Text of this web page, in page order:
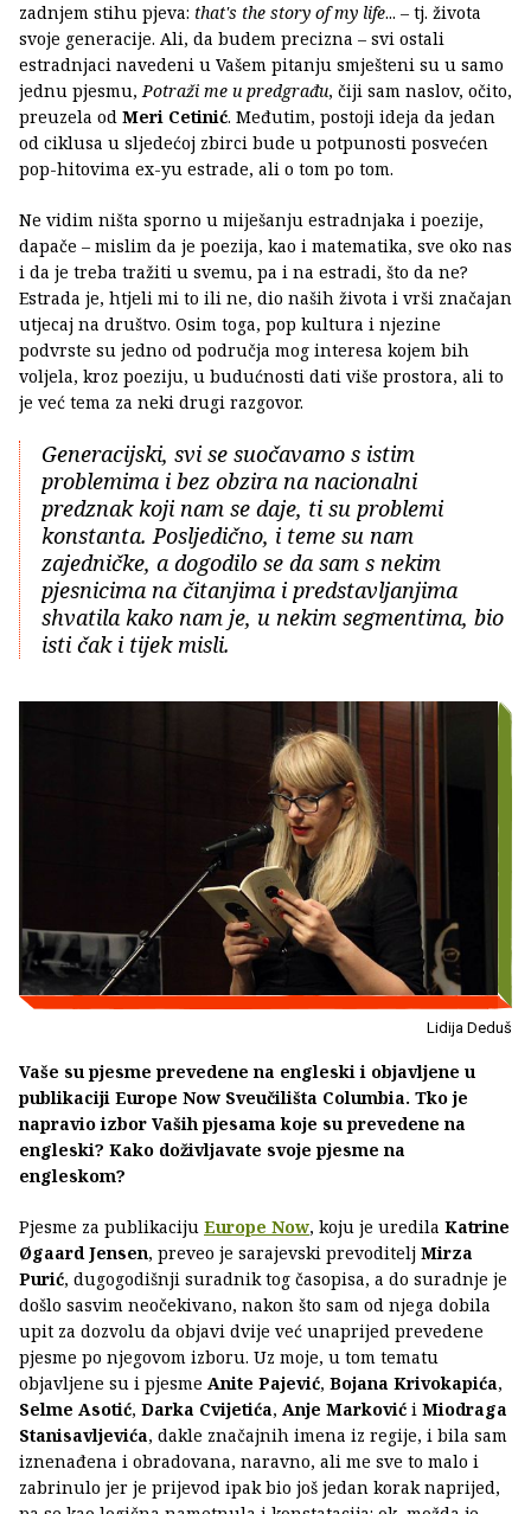
zadnjem stihu pjeva: that's the story of my life... – tj. života
svoje generacije. Ali, da budem precizna – svi ostali
estradnjaci navedeni u Vašem pitanju smješteni su u samo
jednu pjesmu,Potraži me u predgrađu, čiji sam naslov, očito,
preuzela od Meri Cetinić. Međutim, postoji ideja da jedan
od ciklusa u sljedećoj zbirci bude u potpunosti posvećen
pop-hitovima ex-yu estrade, ali o tom po tom.
Ne vidim ništa sporno u miješanju estradnjaka i poezije,
dapače – mislim da je poezija, kao i matematika, sve oko nas
i da je treba tražiti u svemu, pa i na estradi, što da ne?
Estrada je, htjeli mi to ili ne, dio naših života i vrši značajan
utjecaj na društvo. Osim toga, pop kultura i njezine
podvrste su jedno od područja mog interesa kojem bih
voljela, kroz poeziju, u budućnosti dati više prostora, ali to
je već tema za neki drugi razgovor.
Generacijski, svi se suočavamo s istim
problemima i bez obzira na nacionalni
predznak koji nam se daje, ti su problemi
konstanta. Posljedično, i teme su nam
zajedničke, a dogodilo se da sam s nekim
pjesnicima na čitanjima i predstavljanjima
shvatila kako nam je, u nekim segmentima, bio
isti čak i tijek misli.
Lidija Deduš
Vaše su pjesme prevedene na engleski i objavljene u
publikaciji Europe Now Sveučilišta Columbia. Tko je
napravio izbor Vaših pjesama koje su prevedene na
engleski? Kako doživljavate svoje pjesme na
engleskom?
Pjesme za publikaciju Europe Now, koju je uredila Katrine
Øgaard Jensen, preveo je sarajevski prevoditelj Mirza
Purić, dugogodišnji suradnik tog časopisa, a do suradnje je
došlo sasvim neočekivano, nakon što sam od njega dobila
upit za dozvolu da objavi dvije već unaprijed prevedene
pjesme po njegovom izboru. Uz moje, u tom tematu
objavljene su i pjesme Anite Pajević, Bojana Krivokapića,
Selme Asotić, Darka Cvijetića, Anje Marković i Miodraga
Stanisavljevića, dakle značajnih imena iz regije, i bila sam
iznenađena i obradovana, naravno, ali me sve to malo i
zabrinulo jer je prijevod ipak bio još jedan korak naprijed,